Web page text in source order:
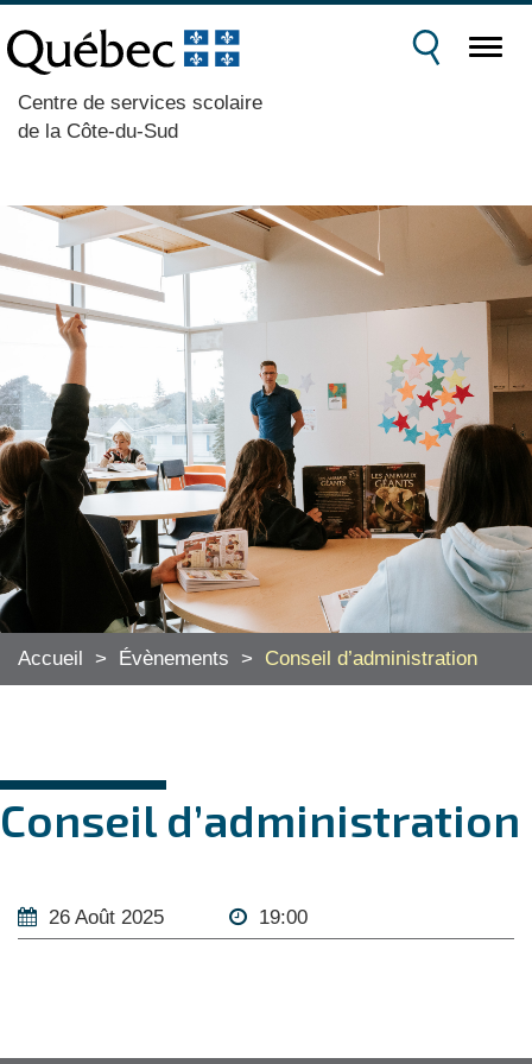
Centre de services scolaire
de la Côte-du-Sud
Accueil > Évènements > Conseil d’administration
Conseil d’administration
26 Août 2025 19:00